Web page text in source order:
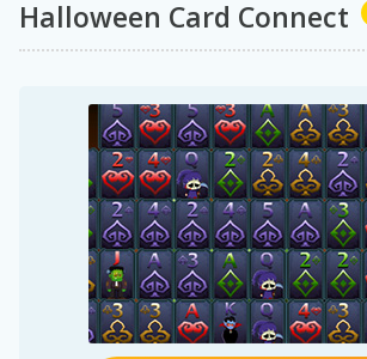
Halloween Card Connect